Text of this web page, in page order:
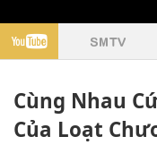
Cùng Nhau
Của Loạt